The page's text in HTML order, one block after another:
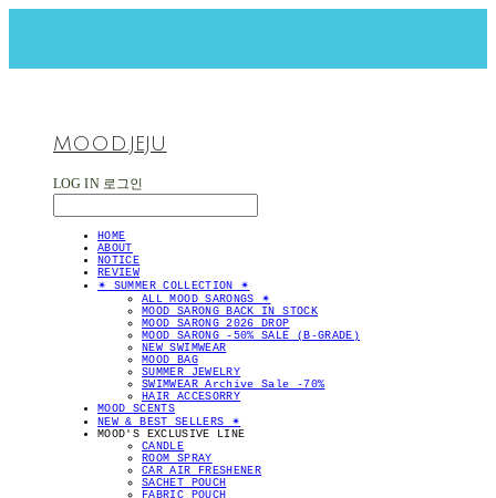
MOOD.JEJU
LOG IN 로그인
HOME
ABOUT
NOTICE
REVIEW
✴︎ SUMMER COLLECTION ✴︎
ALL MOOD SARONGS ✴︎
MOOD SARONG BACK IN STOCK
MOOD SARONG 2026 DROP
MOOD SARONG -50% SALE (B-GRADE)
NEW SWIMWEAR
MOOD BAG
SUMMER JEWELRY
SWIMWEAR Archive Sale -70%
HAIR ACCESORRY
MOOD SCENTS
NEW & BEST SELLERS ✴︎
MOOD'S EXCLUSIVE LINE
CANDLE
ROOM SPRAY
CAR AIR FRESHENER
SACHET POUCH
FABRIC POUCH